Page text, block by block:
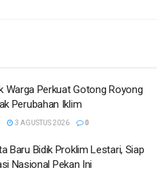
Warga Perkuat Gotong Royong
Perubahan Iklim
3 AGUSTUS 2026 0
Baru Bidik Proklim Lestari, Siap
Nasional Pekan Ini